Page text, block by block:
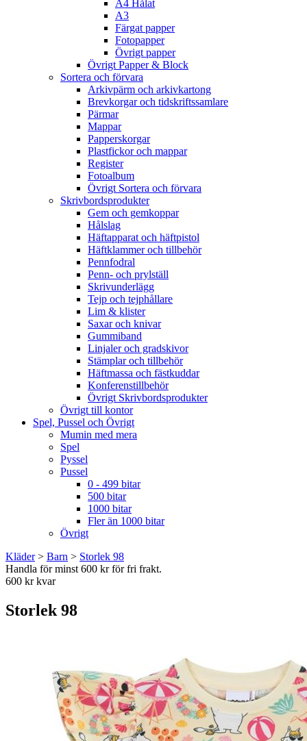
A4 Hålat
A3
Färgat papper
Fotopapper
Övrigt papper
Övrigt Papper & Block
Sortera och förvara
Arkivpärm och arkivkartong
Brevkorgar och tidskriftssamlare
Pärmar
Mappar
Papperskorgar
Plastfickor och mappar
Register
Fotoalbum
Övrigt Sortera och förvara
Skrivbordsprodukter
Gem och gemkoppar
Hålslag
Häftapparat och häftpistol
Häftklammer och tillbehör
Pennfodral
Penn- och prylställ
Skrivunderlägg
Tejp och tejphållare
Lim & klister
Saxar och knivar
Gummiband
Linjaler och gradskivor
Stämplar och tillbehör
Häftmassa och fästkuddar
Konferenstillbehör
Övrigt Skrivbordsprodukter
Övrigt till kontor
Spel, Pussel och Övrigt
Mumin med mera
Spel
Pyssel
Pussel
0 - 499 bitar
500 bitar
1000 bitar
Fler än 1000 bitar
Övrigt
Kläder> Barn > Storlek 98
Handla för minst 600 kr för fri frakt.
600 kr kvar
Storlek 98